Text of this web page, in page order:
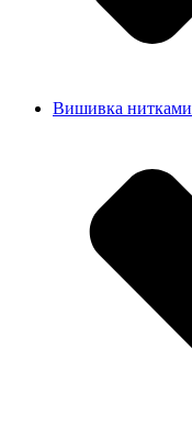
Вишивка нитками